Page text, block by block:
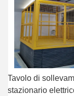
Tavolo di
stazionario